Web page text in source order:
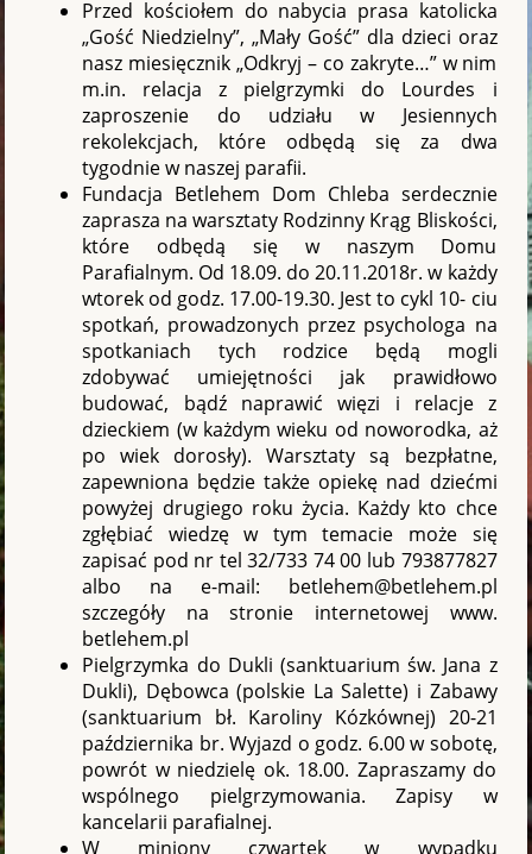
Przed kościołem do nabycia prasa katolicka
„Gość Niedzielny”, „Mały Gość” dla dzieci oraz
nasz miesięcznik „Odkryj – co zakryte…” w nim
m.in. relacja z pielgrzymki do Lourdes i
zaproszenie do udziału w Jesiennych
rekolekcjach, które odbędą się za dwa
tygodnie w naszej parafii.
Fundacja Betlehem Dom Chleba serdecznie
zaprasza na warsztaty Rodzinny Krąg Bliskości,
które odbędą się w naszym Domu
Parafialnym. Od 18.09. do 20.11.2018r. w każdy
wtorek od godz. 17.00-19.30. Jest to cykl 10- ciu
spotkań, prowadzonych przez psychologa na
spotkaniach tych rodzice będą mogli
zdobywać umiejętności jak prawidłowo
budować, bądź naprawić więzi i relacje z
dzieckiem (w każdym wieku od noworodka, aż
po wiek dorosły). Warsztaty są bezpłatne,
zapewniona będzie także opiekę nad dziećmi
powyżej drugiego roku życia. Każdy kto chce
zgłębiać wiedzę w tym temacie może się
zapisać pod nr tel 32/733 74 00 lub 793877827
albo na e-mail: betlehem@betlehem.pl
szczegóły na stronie internetowej www.
betlehem.pl
Pielgrzymka do Dukli (sanktuarium św. Jana z
Dukli), Dębowca (polskie La Salette) i Zabawy
(sanktuarium bł. Karoliny Kózkównej) 20-21
października br. Wyjazd o godz. 6.00 w sobotę,
powrót w niedzielę ok. 18.00. Zapraszamy do
wspólnego pielgrzymowania. Zapisy w
kancelarii parafialnej.
W miniony czwartek w wypadku